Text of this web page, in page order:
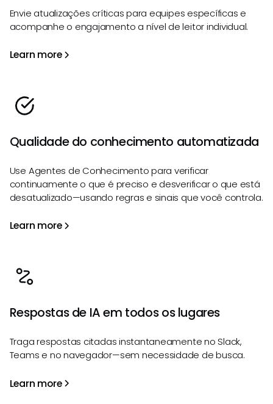
Envie atualizações críticas para equipes específicas e
acompanhe o engajamento a nível de leitor individual.
Learn more
Qualidade do conhecimento automatizada
Use Agentes de Conhecimento para verificar
continuamente o que é preciso e desverificar o que está
desatualizado—usando regras e sinais que você controla.
Learn more
Respostas de IA em todos os lugares
Traga respostas citadas instantaneamente no Slack,
Teams e no navegador—sem necessidade de busca.
Learn more